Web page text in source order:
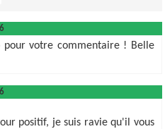
pour votre commentaire ! Belle
positif, je suis ravie qu'il vous